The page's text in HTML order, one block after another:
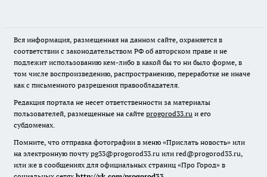
Вся информация, размещенная на данном сайте, охраняется в
соответствии с законодательством РФ об авторском праве и не
подлежит использованию кем-либо в какой бы то ни было форме, в
том числе воспроизведению, распространению, переработке не иначе
как с письменного разрешения правообладателя.
Редакция портала не несет ответственности за материалы
пользователей, размещенные на сайте progorod33.ru и его
субдоменах.
Помните, что отправка фотографии в меню «Прислать новость» или
на электронную почту pg33@progorod33.ru или red@progorod33.ru,
или же в сообщениях для официальных страниц «Про Город» в